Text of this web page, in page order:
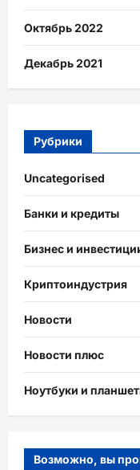
Октябрь 2022
Декабрь 2021
Рубрики
Uncategorised
Банки и кредиты
Бизнес и
Криптоиндустрия
Новости
Новости плюс
Ноутбуки и
Возможно, вы